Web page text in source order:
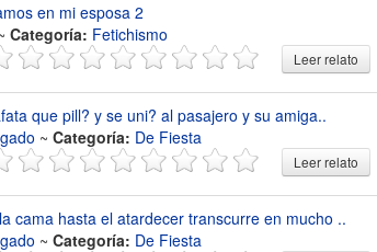
en mi esposa 2
Categoría: Fetichismo
Leer relato
que pill? y se uni? al pasajero y su amiga..
~ Categoría: De Fiesta
Leer relato
cama hasta el atardecer transcurre en mucho ..
~ Categoría: De Fiesta